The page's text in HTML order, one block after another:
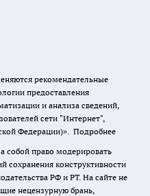
рекомендательные
предоставления
и анализа сведений,
сети "Интернет",
Федерации)». Подробнее
собой право модерировать
сохранения конструктивности
РФ и РТ. На сайте не
нецензурную брань,